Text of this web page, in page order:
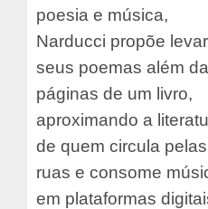
poesia e música,
Narducci propõe levar
seus poemas além
páginas de um livro,
aproximando a
de quem circula pelas
ruas e consome
em plataformas